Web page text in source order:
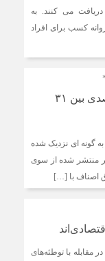
پروانه کسب دریافت می کنند. به
کسب برای افراد
رقابت عجیب بین استانها در صدور پروانه کسب؛ فاصله‌ 10درصدی بین ۳۱
گونه ای نزدیک شده
درصد است. براساس آمار منتشر شده از سوی
اصناف با […]
مقابله با توطئه‌های